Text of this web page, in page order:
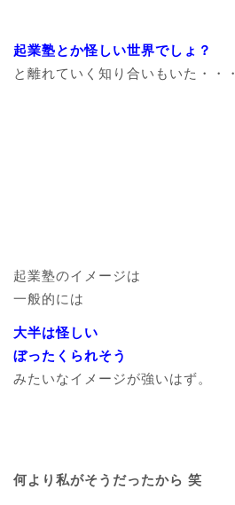
起業塾とか怪しい世界でしょ？
と離れていく知り合いもいた・・・
起業塾のイメージは
一般的には
大半は怪しい
ぼったくられそう
みたいなイメージが強いはず。
何より私がそうだったから 笑